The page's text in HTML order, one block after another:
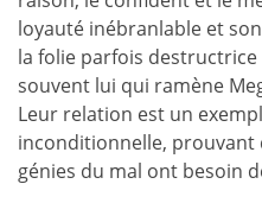
loyauté inébranlable et
la folie parfois destructrice
souvent lui qui ramène
Leur relation est un
inconditionnelle, prouvant
génies du mal ont besoin